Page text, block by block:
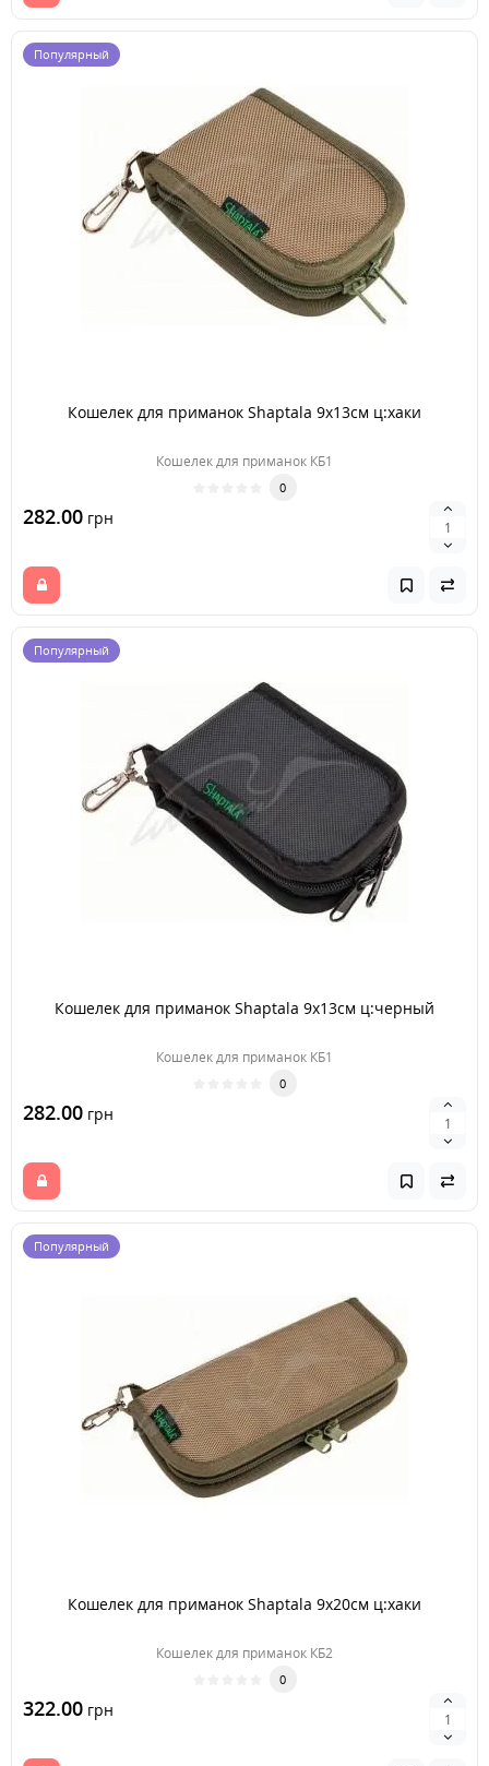
Популярный
Кошелек для приманок Shaptala 9x13см ц:хаки
Кошелек для приманок КБ1
0
282.00 грн
Популярный
Кошелек для приманок Shaptala 9x13см ц:черный
Кошелек для приманок КБ1
0
282.00 грн
Популярный
Кошелек для приманок Shaptala 9х20см ц:хаки
Кошелек для приманок КБ2
0
322.00 грн